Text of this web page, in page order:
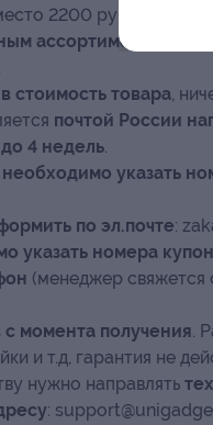
2200 руб.)
ассортиментом и
стоимость товара,
почтой России
4 недель.
необходимо указать
по эл.почте:
указать номера
(менеджер свяжется
момента получения.
и т.д, гарантия не
нужно направлять
: